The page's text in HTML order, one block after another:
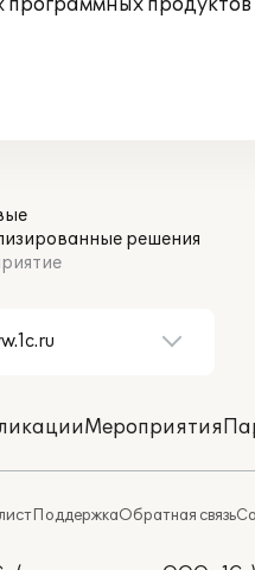
продуктов
решения
Мероприятия
ПоддержкаОбратная связь